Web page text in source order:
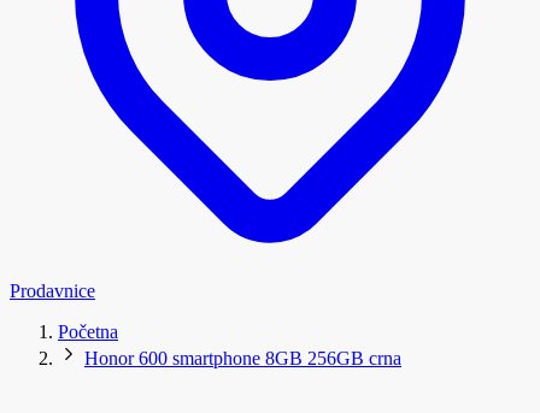
Prodavnice
Početna
Honor 600 smartphone 8GB 256GB crna